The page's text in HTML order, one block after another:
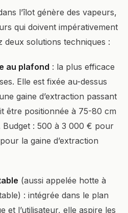
l’îlot génère des vapeurs,
qui doivent impérativement
deux solutions techniques :
au plafond : la plus efficace
Elle est fixée au-dessus
gaine d’extraction passant
être positionnée à 75-80 cm
Budget : 500 à 3 000 € pour
la gaine d’extraction
(aussi appelée hotte à
: intégrée dans le plan
et l’utilisateur, elle aspire les